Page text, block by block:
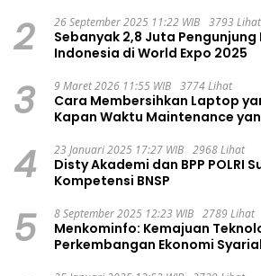
2 26 September 2025 11:22 WIB 3793 Lihat
Sebanyak 2,8 Juta
Indonesia di World Expo 2025
3 9 Maret 2026 11:55 WIB 3774 Lihat
Cara Membersihkan Laptop
Kapan Waktu Maintenance
4 23 Januari 2025 17:27 WIB 2968 Lihat
Disty Akademi dan BPP POLRI
Kompetensi BNSP
5 8 September 2025 12:23 WIB 2789 Lihat
Menkominfo: Kemajuan
Perkembangan Ekonomi